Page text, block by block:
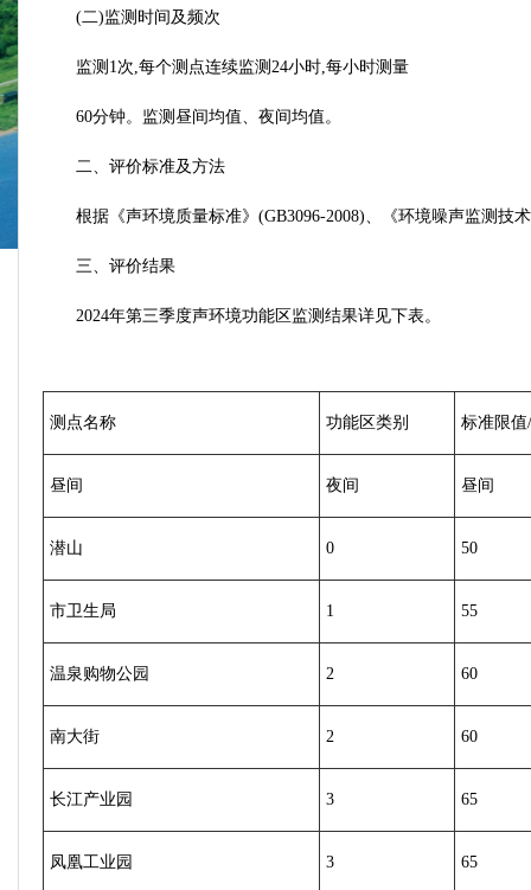
(二)监测时间及频次
监测1次,每个测点连续监测24小时,每小时测量
60分钟。监测昼间均值、夜间均值。
二、评价标准及方法
根据《声环境质量标准》(GB3096-2008)、《环境噪声监测技
三、评价结果
2024年第三季度声环境功能区监测结果详见下表。
测点名称 功能区类别 标准限值
昼间 夜间 昼间
潜山 0 50
市卫生局 1 55
温泉购物公园 2 60
南大街 2 60
长江产业园 3 65
凤凰工业园 3 65